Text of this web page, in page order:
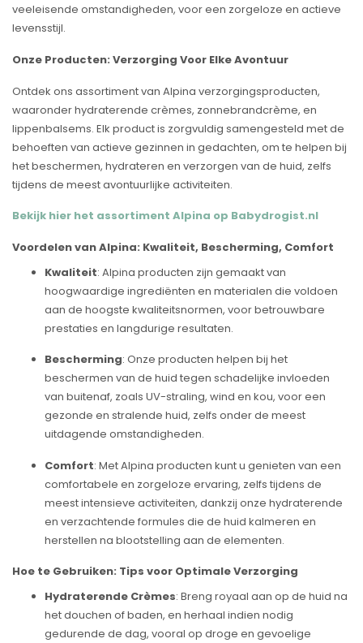
veeleisende omstandigheden, voor een zorgeloze en actieve
levensstijl.
Onze Producten: Verzorging Voor Elke Avontuur
Ontdek ons assortiment van Alpina verzorgingsproducten,
waaronder hydraterende crèmes, zonnebrandcrème, en
lippenbalsems. Elk product is zorgvuldig samengesteld met de
behoeften van actieve gezinnen in gedachten, om te helpen bij
het beschermen, hydrateren en verzorgen van de huid, zelfs
tijdens de meest avontuurlijke activiteiten.
Bekijk hier het assortiment Alpina op Babydrogist.nl
Voordelen van Alpina: Kwaliteit, Bescherming, Comfort
Kwaliteit: Alpina producten zijn gemaakt van
hoogwaardige ingrediënten en materialen die voldoen
aan de hoogste kwaliteitsnormen, voor betrouwbare
prestaties en langdurige resultaten.
Bescherming: Onze producten helpen bij het
beschermen van de huid tegen schadelijke invloeden
van buitenaf, zoals UV-straling, wind en kou, voor een
gezonde en stralende huid, zelfs onder de meest
uitdagende omstandigheden.
Comfort: Met Alpina producten kunt u genieten van een
comfortabele en zorgeloze ervaring, zelfs tijdens de
meest intensieve activiteiten, dankzij onze hydraterende
en verzachtende formules die de huid kalmeren en
herstellen na blootstelling aan de elementen.
Hoe te Gebruiken: Tips voor Optimale Verzorging
Hydraterende Crèmes: Breng royaal aan op de huid na
het douchen of baden, en herhaal indien nodig
gedurende de dag, vooral op droge en gevoelige